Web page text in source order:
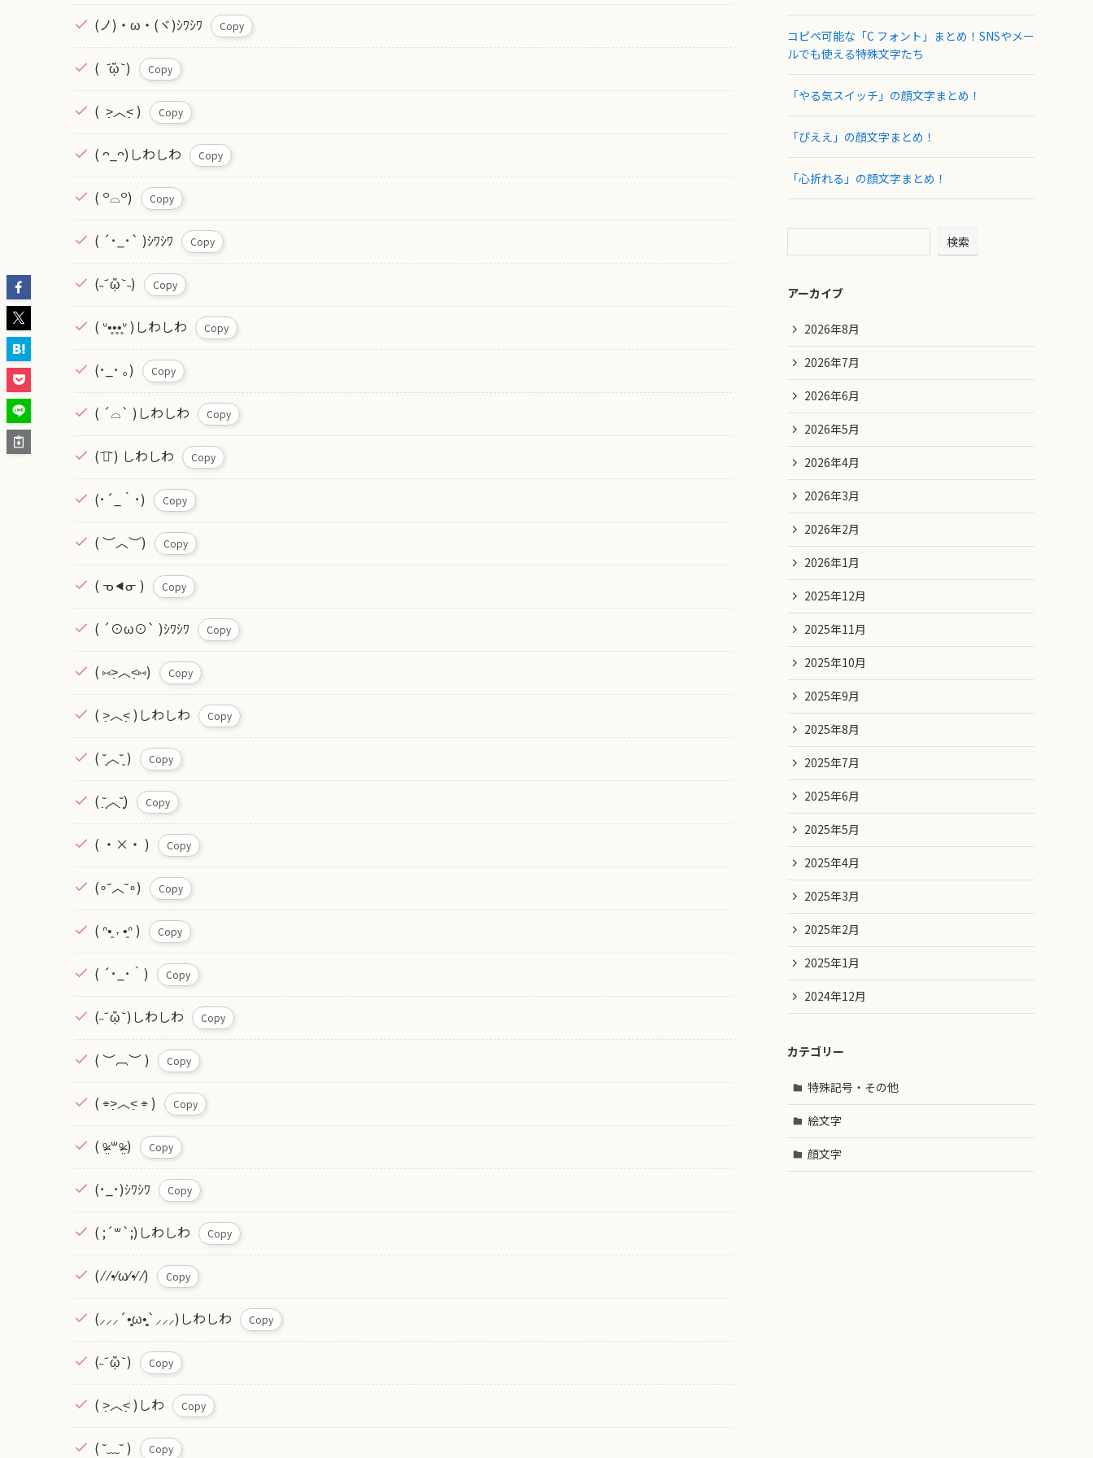
(ノ)・ω・(ヾ)ｼﾜｼﾜ Copy
( ᷄ᾥ ᷅ ) Copy
( ˃̣̣̣̣̣̣︿˂̣̣̣̣̣̣ ) Copy
( ᴖ_ᴖ)しわしわ Copy
( ꒪⌓꒪) Copy
( ´･_･` )ｼﾜｼﾜ Copy
(˵ ᷄ ᾥ ᷅ ˵) Copy
( ᐡ•̥•̥•̥ᐡ )しわしわ Copy
(･_･ ｡) Copy
( ´⌓` )しわしわ Copy
( ᷄⍸᷅ ) しわしわ Copy
(･´_｀･) Copy
( ︶︿︶) Copy
( ᓀ⯇ᓂ ) Copy
( ´⊙ω⊙` )ｼﾜｼﾜ Copy
( ⑅˃̣̣̣̣̣̣︿˂̣̣̣̣̣̣⑅) Copy
( ˃̣̣̣̣̣̣︿˂̣̣̣̣̣ )しわしわ Copy
( ˘͈︿˘͈ ) Copy
( ˘̩̩̩̣̣̣︿˘̩̩̩̣̣̣) Copy
( ・×・ ) Copy
(∘˘︿˘∘) Copy
( ᐢ•͈ ˕ •͈ᐢ ) Copy
( ´･_･｀) Copy
(˵ ᷄ ᾥ ᷅ )しわしわ Copy
( ︶︹︶ ) Copy
( ⌯˃̣̣̣̣̣̣︿˂̣̣̣̣̣ ⌯ ) Copy
( ᵒ̴̶̷̤ ꒳ᵒ̴̶̷̤ ) Copy
(･_･)ｼﾜｼﾜ Copy
( ;´꒳`;)しわしわ Copy
( ⁄ ⁄•⁄ω⁄•⁄ ⁄) Copy
(⸝⸝⸝´•̥̥̥ω•̥̥̥`⸝⸝⸝)しわしわ Copy
(˵ ᷄ ᾥ ᷅ ) Copy
( ˃̣̣̣̣̣̣︿˂̣̣̣̣̣ )しわ Copy
( ˘﹏˘ ) Copy
コピペ可能な「C フォント」まとめ！SNSやメー
ルでも使える特殊文字たち
「やる気スイッチ」の顔文字まとめ！
「ぴええ」の顔文字まとめ！
「心折れる」の顔文字まとめ！
検索
アーカイブ
2026年8月
2026年7月
2026年6月
2026年5月
2026年4月
2026年3月
2026年2月
2026年1月
2025年12月
2025年11月
2025年10月
2025年9月
2025年8月
2025年7月
2025年6月
2025年5月
2025年4月
2025年3月
2025年2月
2025年1月
2024年12月
カテゴリー
特殊記号・その他
絵文字
顔文字